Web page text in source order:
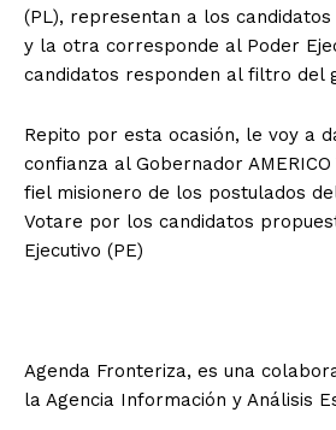
(PL), representan a los
y la otra corresponde al Poder
candidatos responden al filtro del
Repito por esta ocasión, le voy a
confianza al Gobernador AMERICO
fiel misionero de los postulados
Votare por los candidatos
Ejecutivo (PE)
Agenda Fronteriza, es una
la Agencia Información y Análisis